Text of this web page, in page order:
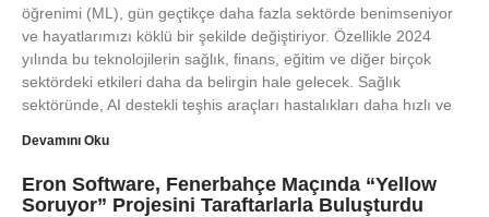
öğrenimi (ML), gün geçtikçe daha fazla sektörde benimseniyor
ve hayatlarımızı köklü bir şekilde değiştiriyor. Özellikle 2024
yılında bu teknolojilerin sağlık, finans, eğitim ve diğer birçok
sektördeki etkileri daha da belirgin hale gelecek. Sağlık
sektöründe, AI destekli teşhis araçları hastalıkları daha hızlı ve
Devamını Oku
Eron Software, Fenerbahçe Maçında “Yellow
Soruyor” Projesini Taraftarlarla Buluşturdu